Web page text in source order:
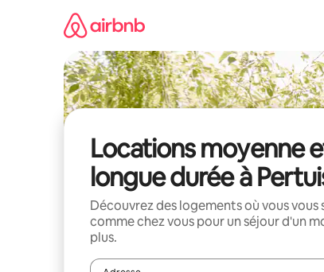
Locations moyenne
longue durée à
Découvrez des logements où vous vous
comme chez vous pour un séjour d'un
plus.